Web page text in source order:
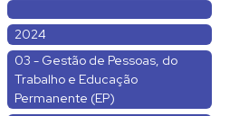
2024
03 - Gestão de Pessoas, do
Trabalho e Educação
Permanente (EP)